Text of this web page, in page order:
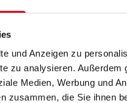
und Anzeigen zu
zu analysieren.
Medien, Werbung und
zusammen, die Sie ihnen